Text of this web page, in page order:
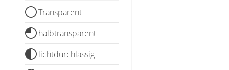
Messanleitung
Lamellen Ersatzteile & Zubehör
Jalousie ausmessen
Jalousien ohne Bohren
Galerie
Sichtschutz
Balkonbespannung nach Maß
Konfigurator
Scheibengardinen
Scheibengardinen
Sonnensegel
Transparent
halbtransparent
lichtdurchlässig